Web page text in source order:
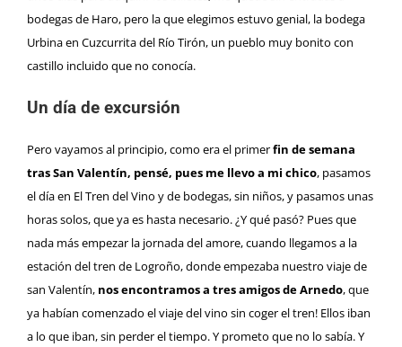
bodegas de Haro, pero la que elegimos estuvo genial, la bodega
Urbina en Cuzcurrita del Río Tirón, un pueblo muy bonito con
castillo incluido que no conocía.
Un día de excursión
Pero vayamos al principio, como era el primerfin de semana
tras San Valentín, pensé, pues me llevo a mi chico, pasamos
el día en El Tren del Vino y de bodegas, sin niños, y pasamos unas
horas solos, que ya es hasta necesario. ¿Y qué pasó? Pues que
nada más empezar la jornada del amore, cuando llegamos a la
estación del tren de Logroño, donde empezaba nuestro viaje de
san Valentín, nos encontramos a tres amigos de Arnedo, que
ya habían comenzado el viaje del vino sin coger el tren! Ellos iban
a lo que iban, sin perder el tiempo. Y prometo que no lo sabía. Y